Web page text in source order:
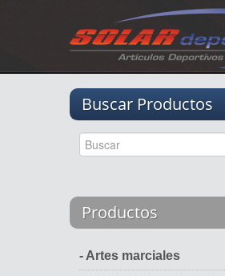
Buscar Productos
Productos
- Artes marciales